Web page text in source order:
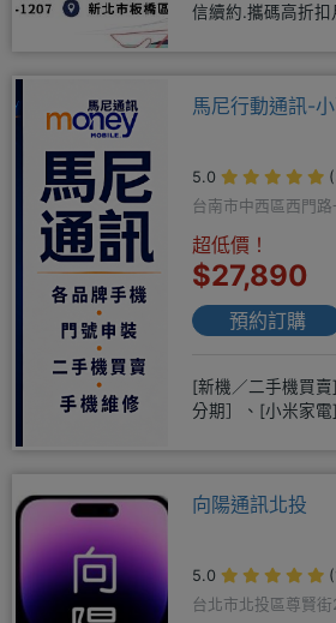
信續約.攜碼高折
馬尼行動通訊-
5.0
台南市中西區西門
超低價！
$27,890
預約訂購
[新機／二手機買
分期］、[小米家
向陽通訊北投
5.0
台北市北投區尊賢